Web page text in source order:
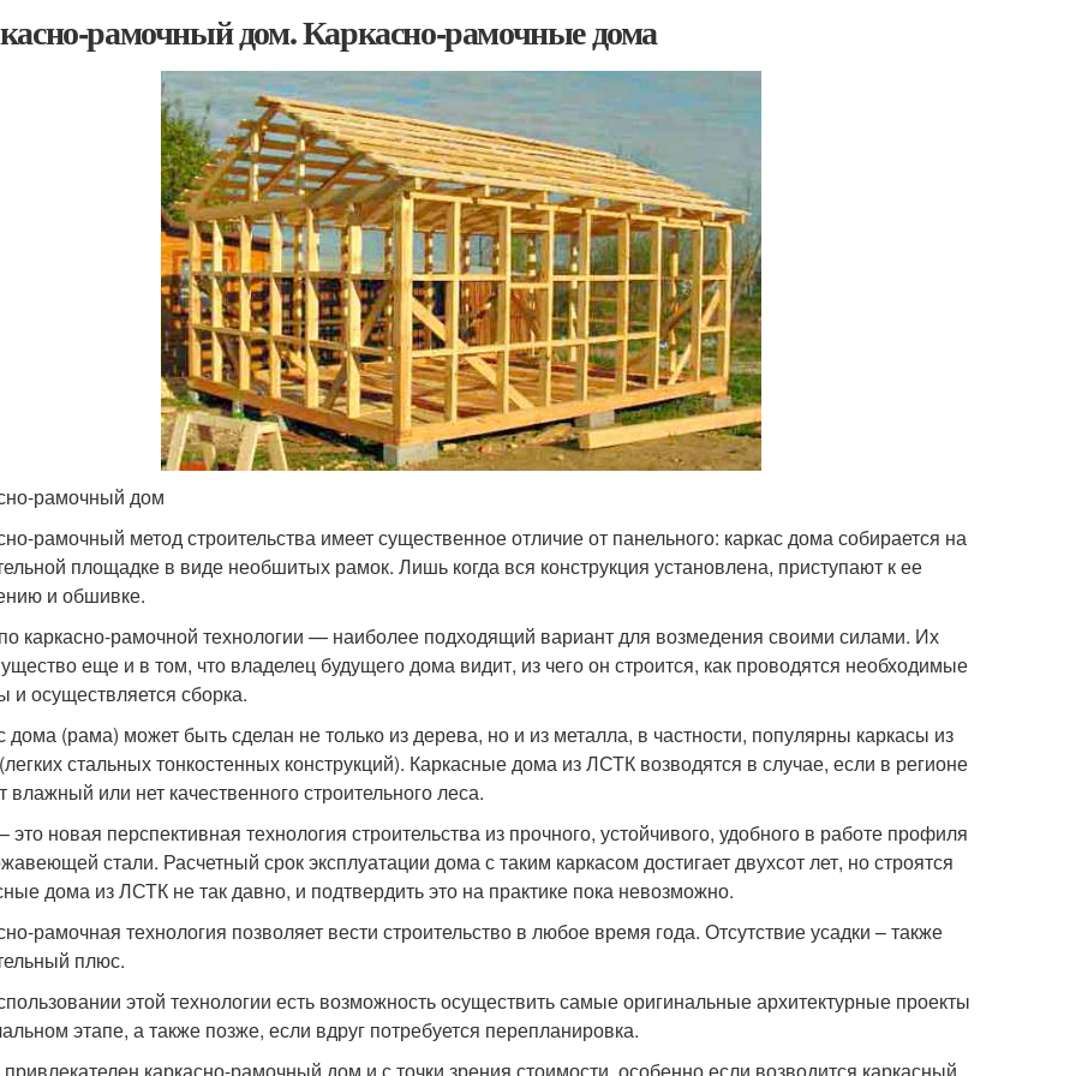
рамочный дом. Каркасно-рамочные дома
рамочный дом
рамочный метод строительства имеет существенное отличие от панельного: каркас дома собирается на
площадке в виде необшитых рамок. Лишь когда вся конструкция установлена, приступают к ее
и обшивке.
каркасно-рамочной технологии — наиболее подходящий вариант для возмедения своими силами. Их
еще и в том, что владелец будущего дома видит, из чего он строится, как проводятся необходимые
и осуществляется сборка.
дома (рама) может быть сделан не только из дерева, но и из металла, в частности, популярны каркасы из
стальных тонкостенных конструкций). Каркасные дома из ЛСТК возводятся в случае, если в регионе
влажный или нет качественного строительного леса.
это новая перспективная технология строительства из прочного, устойчивого, удобного в работе профиля
стали. Расчетный срок эксплуатации дома с таким каркасом достигает двухсот лет, но строятся
дома из ЛСТК не так давно, и подтвердить это на практике пока невозможно.
рамочная технология позволяет вести строительство в любое время года. Отсутствие усадки – также
плюс.
этой технологии есть возможность осуществить самые оригинальные архитектурные проекты
этапе, а также позже, если вдруг потребуется перепланировка.